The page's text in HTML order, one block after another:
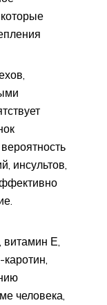
инсультов,
Е,
человека,